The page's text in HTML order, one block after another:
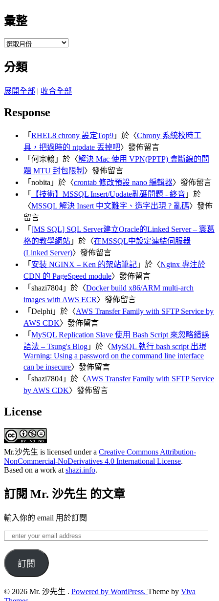
彙整
彙
分類
展開全部 | 收合全部
Response
「 RHEL8 chrony 設定Top9 」於〈Chrony 系統校時工
具，把過時的 ntpdate 丟掉吧〉發佈留言
「 何宗翰 」於〈解決 Mac 使用 VPN(PPTP) 會斷線的問
題 MTU 封包限制 〉發佈留言
「 nobita 」於〈crontab 修改預設 nano 編輯器〉發佈留言
「
【技術】MSSQL Insert/Update亂碼問題 - 終音 」於
〈MSSQL 解決 Insert 中文難字、造字出現 ? 亂碼〉發佈
留言
「 [MS SQL] SQL Server建立Oracle的Linked Server – 寰葛
格的教學網站 」於〈在MSSQL中設定連結伺服器
(Linked Server)〉發佈留言
「 安裝 NGINX – Ken 的架站筆記 」於〈Nginx 專注於
CDN 的 PageSpeed module〉發佈留言
「 shazi7804 」於〈Docker build x86/ARM multi-arch
images with AWS ECR〉發佈留言
「 Delphi 」於〈AWS Transfer Family with SFTP Service by
AWS CDK〉發佈留言
「 MySQL Replication Slave 使用 Bash Script 來忽略錯誤
語法 – Tsung's Blog 」於〈MySQL 執行 bash script 出現
Warning: Using a password on the command line interface
can be insecure〉發佈留言
「 shazi7804 」於〈AWS Transfer Family with SFTP Service
by AWS CDK〉發佈留言
License
Mr.沙先生 is licensed under a Creative Commons Attribution-
NonCommercial-NoDerivatives 4.0 International License.
Based on a work at shazi.info.
訂閱 Mr. 沙先生 的文章
輸入你的 email 用於訂閱
enter
your
email
address訂閱
© 2026 Mr. 沙先生 . Powered by WordPress. Theme by Viva